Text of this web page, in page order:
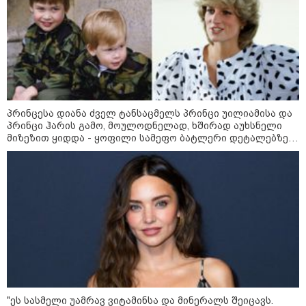
ოფიციალურად ცნობენ
დაზარალებულად
მოზაიკა
პრინცესა დიანა ძველ ტანსაცმელს პრინცი უილიამისა და
პრინცი ჰარის გამო, მოულოდნელად, ხშირად აუხსნელი
მიზეზით ყიდდა - ყოფილი სამეფო ბატლერი დეტალებზე
საკუთარ წიგნში საუბრობს
"ეს სასმელი უამრავ ვიტამინსა და მინერალს შეიცავს.